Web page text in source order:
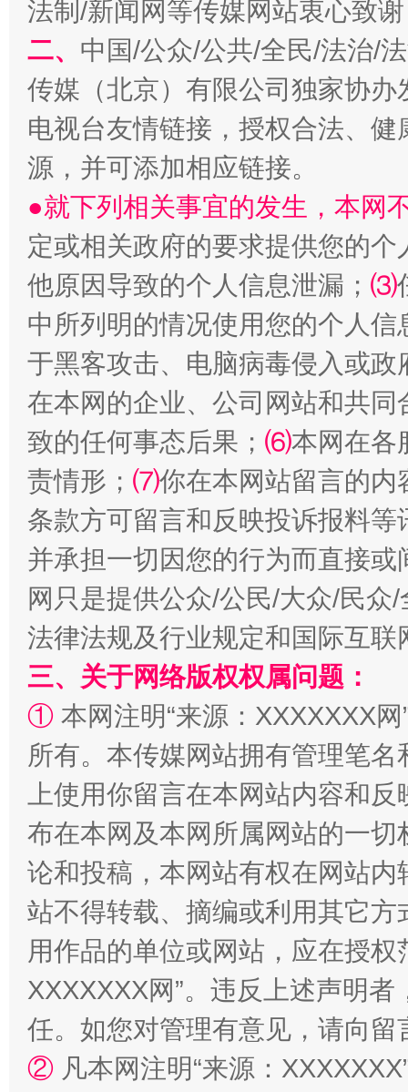
受贿1.44亿！段成刚被判无期
全民健身五年计划来了！等你上场
阿坝州三大球赛在茂县开幕 规模
国家大学科技园优化重塑工作
法制/新闻网等传媒网站衷心致
二、 中国/公众/公共/全民/法治/
传媒（北京）有限公司独家协
电视台友情链接，授权合法、
源，并可添加相应链接。
●就下列相关事宜的发生，本网
定或相关政府的要求提供您的个
他原因导致的个人信息泄漏； ⑶
中所列明的情况使用您的个人
于黑客攻击、电脑病毒侵入或
在本网的企业、公司网站和共
致的任何事态后果； ⑹本网在各
责情形； ⑺你在本网站留言的内
条款方可留言和反映投诉报料
并承担一切因您的行为而直接
网只是提供公众/公民/大众/民
法律法规及行业规定和国际互
三、关于网络版权权属问题：
① 本网注明“来源：XXXXXXX
所有。本传媒网站拥有管理笔
上使用你留言在本网站内容和
布在本网及本网所属网站的一
论和投稿，本网站有权在网站
站不得转载、摘编或利用其它
用作品的单位或网站，应在授
XXXXXXX网”。违反上述声明
任。如您对管理有意见，请向
② 凡本网注明“来源：